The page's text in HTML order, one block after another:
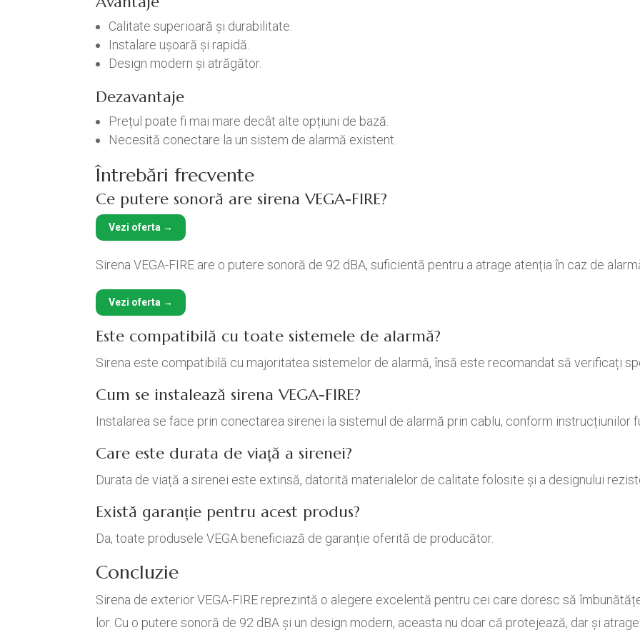
Calitate superioară și durabilitate.
Instalare ușoară și rapidă.
Design modern și atrăgător.
Dezavantaje
Prețul poate fi mai mare decât alte opțiuni de bază.
Necesită conectare la un sistem de alarmă existent.
Întrebări frecvente
Ce putere sonoră are sirena VEGA-FIRE?
Vezi oferta →
Sirena VEGA-FIRE are o putere sonoră de 92 dBA, suficientă pentru a atrage atenția în caz de
Vezi oferta →
Este compatibilă cu toate sistemele de alarmă?
Sirena este compatibilă cu majoritatea sistemelor de alarmă, însă este recomandat să verificați
Cum se instalează sirena VEGA-FIRE?
Instalarea se face prin conectarea sirenei la sistemul de alarmă prin cablu, conform instrucțiunilor
Care este durata de viață a sirenei?
Durata de viață a sirenei este extinsă, datorită materialelor de calitate folosite și a designului
Există garanție pentru acest produs?
Da, toate produsele VEGA beneficiază de garanție oferită de producător.
Concluzie
Sirena de exterior VEGA-FIRE reprezintă o alegere excelentă pentru cei care doresc să
lor. Cu o putere sonoră de 92 dBA și un design modern, aceasta nu doar că protejează, dar și